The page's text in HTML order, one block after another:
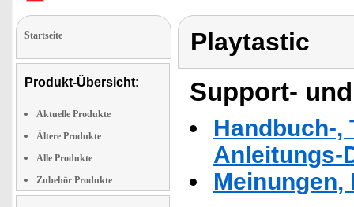
Startseite
Produkt-Übersicht:
Aktuelle Produkte
Ältere Produkte
Alle Produkte
Zubehör Produkte
Playtastic
Support-
Handbuch-,
Anleitungs-